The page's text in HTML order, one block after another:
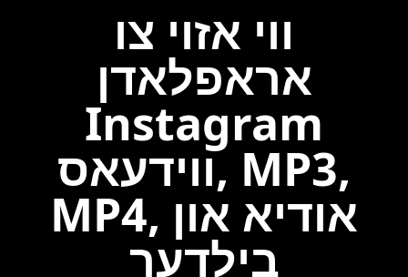
ווי אזוי צו
אראפלאדן
Instagram
ווידעאס, MP3,
MP4, אודיא און
בילדער